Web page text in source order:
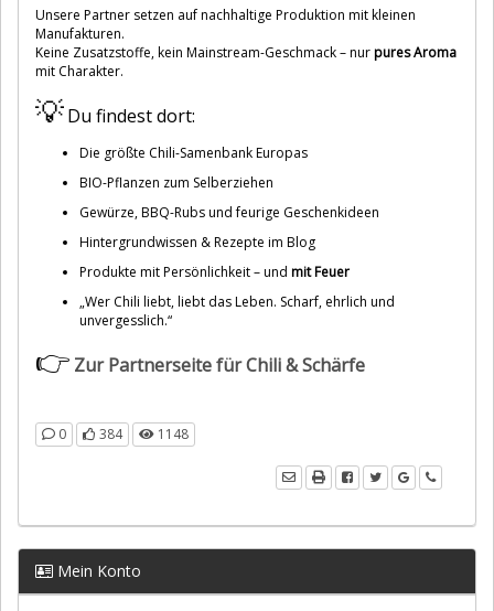
Unsere Partner setzen auf nachhaltige Produktion mit kleinen
Manufakturen.
Keine Zusatzstoffe, kein Mainstream-Geschmack – nurpures Aroma
mit Charakter.
💡Du findest dort:
Die größte Chili-Samenbank Europas
BIO-Pflanzen zum Selberziehen
Gewürze, BBQ-Rubs und feurige Geschenkideen
Hintergrundwissen & Rezepte im Blog
Produkte mit Persönlichkeit – und mit Feuer
„Wer Chili liebt, liebt das Leben. Scharf, ehrlich und
unvergesslich.“
👉 Zur Partnerseite für Chili & Schärfe
0 384 1148
Mein Konto